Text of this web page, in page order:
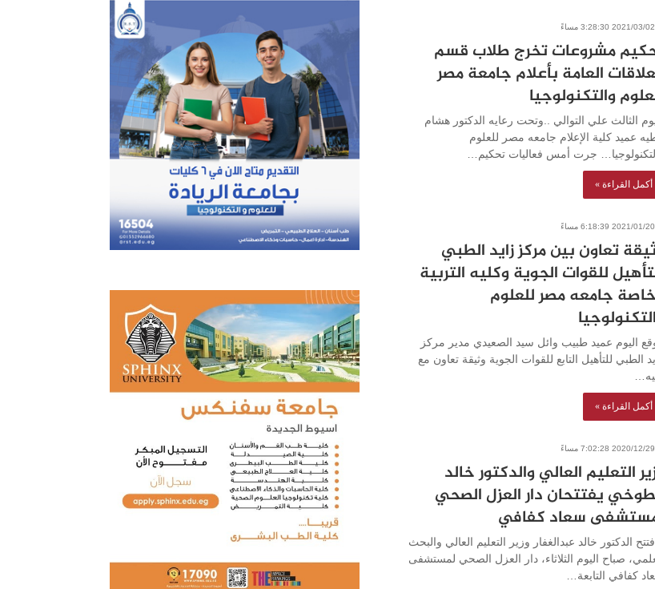
2021/03/02 3:28:30 مساءً
مشروعات تخرج طلاب قسم
العامة بأعلام جامعة مصر
والتكنولوجيا
الثالث علي التوالي ..وتحت رعايه الدكتور هشام
عميد كلية الإعلام جامعه مصر للعلوم
جرت أمس فعاليات تحكيم…
أكمل القراءة »
2021/01/20 6:18:39 مساءً
تعاون بين مركز زايد الطبي
للقوات الجوية وكليه التربية
جامعه مصر للعلوم
اليوم عميد طبيب وائل سيد الصعيدي مدير مركز
الطبي للتأهيل التابع للقوات الجوية وثيقة تعاون مع
أكمل القراءة »
2020/12/29 7:02:28 مساءً
التعليم العالي والدكتور خالد
يفتتحان دار العزل الصحي
سعاد كفافي
الدكتور خالد عبدالغفار وزير التعليم العالي والبحث
صباح اليوم الثلاثاء، دار العزل الصحي لمستشفى
كفافي التابعة…